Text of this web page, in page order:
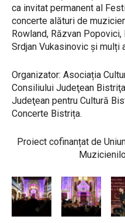
ca invitat permanent al
concerte alături de
Rowland, Răzvan
Srdjan Vukasinovic și mulți
Organizator: Asociația
Consiliului Judeţean
Judeţean pentru Cultură
Concerte Bistrița.
Proiect cofinanțat de